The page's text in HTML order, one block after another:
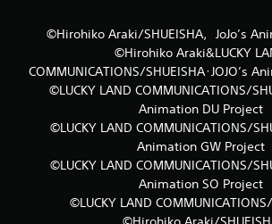
©Hirohiko Araki/SHUEISHA，JoJo’s
©Hirohiko Araki&LUCKY
COMMUNICATIONS/SHUEISHA･JOJO’s
©LUCKY LAND COMMUNICATIONS/
Animation DU Project
©LUCKY LAND COMMUNICATIONS/
Animation GW Project
©LUCKY LAND COMMUNICATIONS/
Animation SO Project
©LUCKY LAND